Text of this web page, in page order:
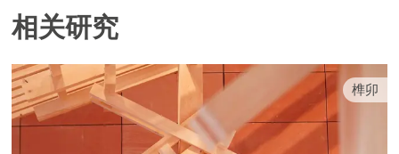
相关研究
榫卯